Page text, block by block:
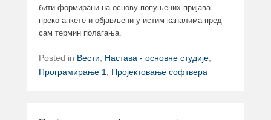
бити формирани на основу попуњених пријава
преко анкете и објављени у истим каналима пред
сам термин полагања.
Posted in Вести Настава - основне студије
Програмирање 1
Пројектовање софтвера